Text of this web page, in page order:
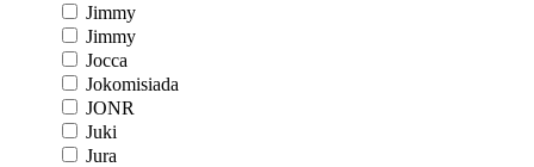
Jimmy
Jimmy
Jocca
Jokomisiada
JONR
Juki
Jura